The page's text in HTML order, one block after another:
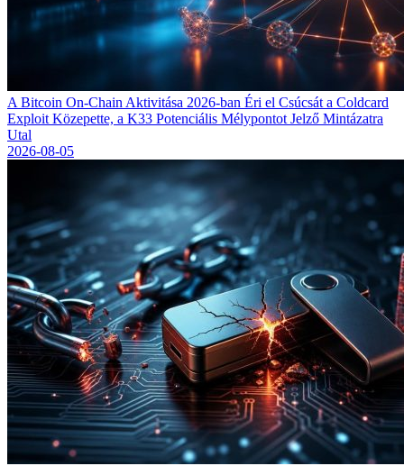
A Bitcoin On-Chain Aktivitása 2026-ban Éri el Csúcsát a Coldcard
Exploit Közepette, a K33 Potenciális Mélypontot Jelző Mintázatra
Utal
2026-08-05